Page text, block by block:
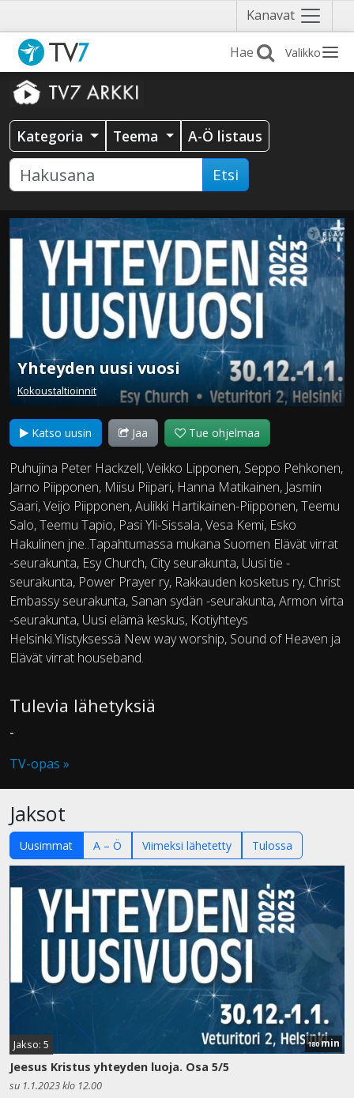
Kanavat Näytä
valikko
Valikko
Kategoria Teema A-Ö listaus
Etsi
Yhteyden uusi vuosi
Kokoustaltioinnit
Katso uusin Jaa Tue ohjelmaa
Puhujina Peter Hackzell, Veikko Lipponen, Seppo Pehkonen,
Jarno Piipponen, Miisu Piipari, Hanna Matikainen, Jasmin
Saari, Veijo Piipponen, Aulikki Hartikainen-Piipponen, Teemu
Salo, Teemu Tapio, Pasi Yli-Sissala, Vesa Kemi, Esko
Hakulinen jne..Tapahtumassa mukana Suomen Elävät virrat
-seurakunta, Esy Church, City seurakunta, Uusi tie -
seurakunta, Power Prayer ry, Rakkauden kosketus ry, Christ
Embassy seurakunta, Sanan sydän -seurakunta, Armon virta
-seurakunta, Uusi elämä keskus, Kotiyhteys
Helsinki.Ylistyksessä New way worship, Sound of Heaven ja
Elävät virrat houseband.
Tulevia lähetyksiä
-
TV-opas »
Jaksot
Uusimmat A – Ö Viimeksi lähetetty Tulossa
Jakso: 5 180min
Jeesus Kristus yhteyden luoja. Osa 5/5
su 1.1.2023 klo 12.00